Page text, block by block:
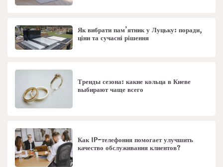
Як вибрати пам’ятник у Луцьку: поради,
ціни та сучасні рішення
Тренды сезона: какие кольца в Киеве
выбирают чаще всего
Как IP-телефония помогает улучшить
качество обслуживания клиентов?